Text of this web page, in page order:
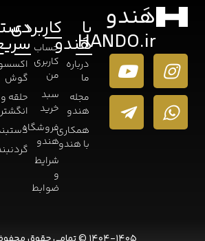
هَندو
HANDO.ir
با
هَندو
درباره
ما
مجله
هندو
همکاری
با هندو
کاربردی
حساب
کاربری
من
سبد
خرید
فروشگاه
هندو
شرایط
و
ضوابط
گوش
حلقه و
انگشتر